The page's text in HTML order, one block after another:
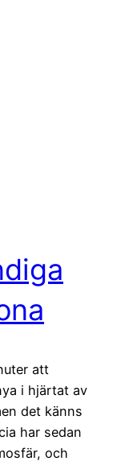
att
i hjärtat av
det känns
har sedan
och